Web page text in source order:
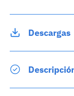
Descargas